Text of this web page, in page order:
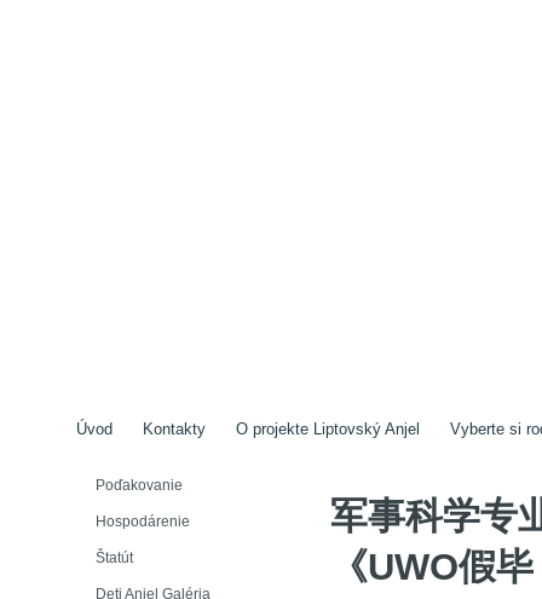
Úvod Kontakty O projekte Liptovský Anjel Vyberte si
Poďakovanie
Hospodárenie
Štatút
Deti Anjel Galéria
军事科学专
《UWO假毕